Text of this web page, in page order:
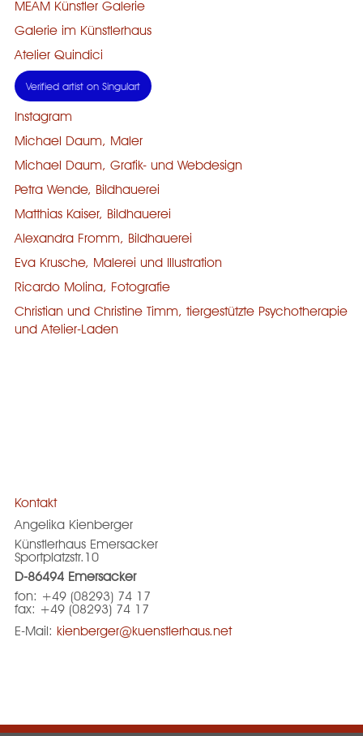
MEAM Künstler Galerie
Galerie im Künstlerhaus
Atelier Quindici
Verified artist on Singulart
Instagram
Michael Daum, Maler
Michael Daum, Grafik- und Webdesign
Petra Wende, Bildhauerei
Matthias Kaiser, Bildhauerei
Alexandra Fromm, Bildhauerei
Eva Krusche, Malerei und Illustration
Ricardo Molina, Fotografie
Christian und Christine Timm, tiergestützte Psychotherapie
und Atelier-Laden
Kontakt
Angelika Kienberger
Künstlerhaus Emersacker
Sportplatzstr.10
D-86494 Emersacker
fon: +49 (08293) 74 17
fax: +49 (08293) 74 17
E-Mail: kienberger@kuenstlerhaus.net